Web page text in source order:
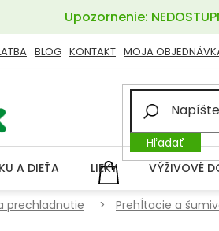
Upozornenie:
BLOG KONTAKT MOJA
Hľadať
NÁKUPNÝ
KOŠÍK
A DIEŤA LIEKY VÝŽIVOVÉ
prechladnutie Prehĺtacie a